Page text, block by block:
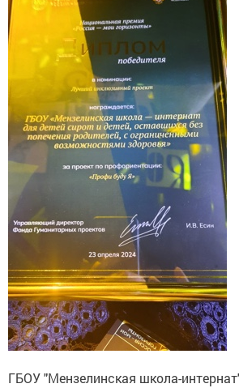
ГБОУ "Мензелинская школа-